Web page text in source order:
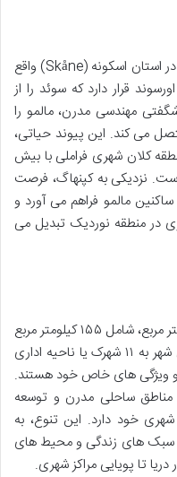
مالمو در جنوبی ترین نقطه کشور سوئد و در استان اسکونه (Skåne) واقع
قرار دارد که سوئد را از
مهندسی مدرن، مالمو را
می کند. این پیوند حیاتی،
کلان شهری فراملی با بیش
نزدیکی به کپنهاگ، فرصت
مالمو فراهم می آورد و
در منطقه نوردیک تبدیل می
مالمو با مساحتی بالغ بر حدود ۳۳۵ کیلومتر مربع، شامل ۱۵۵ کیلومتر مربع
خشکی و مابقی پوشیده از آب است. این شهر به ۱۱ شهرک یا ناحیه اداری
ویژگی های خاص خود هستند.
مناطق ساحلی مدرن و توسعه
خود دارد. این تنوع، به
سبک های زندگی و محیط های
دریا تا پویایی مراکز شهری.